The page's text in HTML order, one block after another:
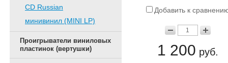
CD Russian
минивинил (MINI LP)
Проигрыватели виниловых
пластинок (вертушки)
Добавить к
1 200 руб.